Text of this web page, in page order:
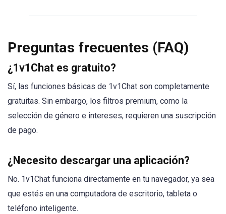
Preguntas frecuentes (FAQ)
¿1v1Chat es gratuito?
Sí, las funciones básicas de 1v1Chat son completamente
gratuitas. Sin embargo, los filtros premium, como la
selección de género e intereses, requieren una suscripción
de pago.
¿Necesito descargar una aplicación?
No. 1v1Chat funciona directamente en tu navegador, ya sea
que estés en una computadora de escritorio, tableta o
teléfono inteligente.